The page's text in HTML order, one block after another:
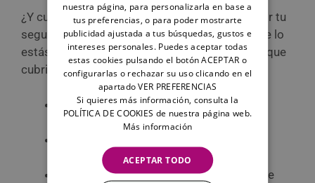
¿Y cuáles son las coberturas que debería incluir tu
seguro para perros en Valencia? ¡Seguro que te lo
estás preguntando! Pues, como mínimo, tiene que
cubrir:
Daños personales, como agresiones o
lesiones a terceros.
propiedades de terceros.
Costes legales, esto es, los derivados de
nuestra página, para personalizarla en base a
tus preferencias, o para poder mostrarte
publicidad ajustada a tus búsquedas, gustos e
intereses personales. Puedes aceptar todas
estas cookies pulsando el botón ACEPTAR o
configurarlas o rechazar su uso clicando en el
apartado VER PREFERENCIAS
Si quieres más información, consulta la
POLÍTICA DE COOKIES de nuestra página web.
Más información
ACEPTAR TODO